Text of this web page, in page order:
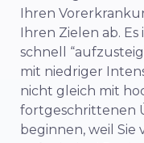
Ihren
Ihren Zielen ab.
schnell
mit niedriger
nicht gleich mit
fortgeschrittenen
beginnen, weil Sie